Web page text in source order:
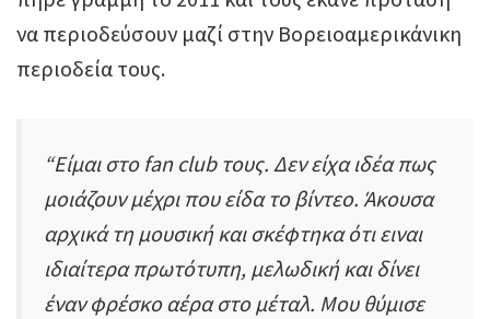
να περιοδεύσουν μαζί στην Βορειοαμερικάνικη
περιοδεία τους.
“Είμαι στο fan club τους. Δεν είχα ιδέα πως
μοιάζουν μέχρι που είδα το βίντεο. Άκουσα
αρχικά τη μουσική και σκέφτηκα ότι ειναι
ιδιαίτερα πρωτότυπη, μελωδική και δίνει
έναν φρέσκο αέρα στο μέταλ. Μου θύμισε